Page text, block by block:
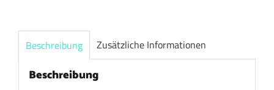
Geburtsdatum
Menge
Beschreibung Zusätzliche Informationen
Beschreibung